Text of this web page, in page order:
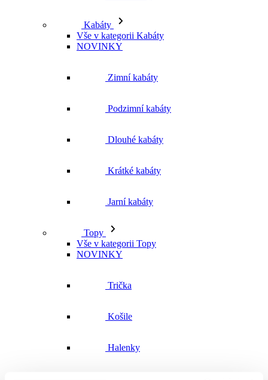
Kabáty
Vše v kategorii Kabáty
NOVINKY
Zimní kabáty
Podzimní kabáty
Dlouhé kabáty
Krátké kabáty
Jarní kabáty
Topy
Vše v kategorii Topy
NOVINKY
Trička
Košile
Halenky